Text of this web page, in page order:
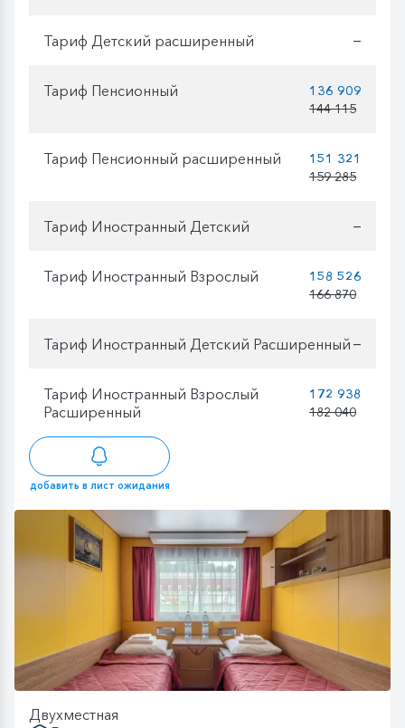
Тариф Детский расширенный —
Тариф Пенсионный
136 909
144 115
Тариф Пенсионный расширенный
151 321
159 285
Тариф Иностранный Детский —
Тариф Иностранный Взрослый
158 526
166 870
Тариф Иностранный Детский Расширенный —
Тариф Иностранный Взрослый
Расширенный
172 938
182 040
добавить в лист ожидания
Двухместная